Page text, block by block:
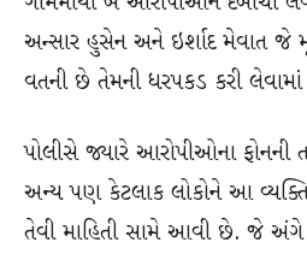
અન્સાર હુસેન અને ઇર્શાદ મેવાત જે
વતની છે તેમની ધરપકડ કરી
પોલીસે જ્યારે આરોપીઓના ફોનની
અન્ય પણ કેટલાક લોકોને આ
તેવી માહિતી સામે આવી છે. જે